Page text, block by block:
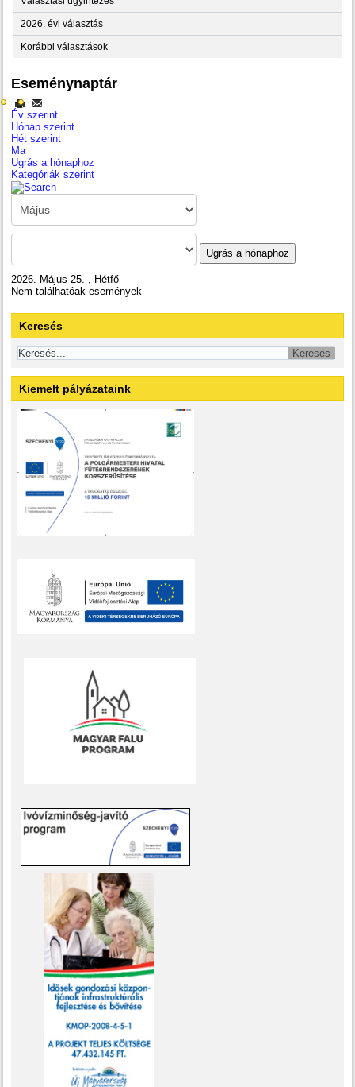
2026. évi választás
Korábbi választások
Eseménynaptár
Év szerint
Hónap szerint
Hét szerint
Ma
Ugrás a hónaphoz
Kategóriák szerint
Ugrás a hónaphoz
2026. Május 25. , Hétfő
Nem találhatóak események
Keresés
Kiemelt pályázataink